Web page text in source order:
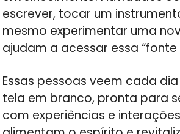
escrever, tocar um
mesmo experimentar uma
ajudam a acessar essa “fonte
Essas pessoas veem cada
tela em branco, pronta para
com experiências e